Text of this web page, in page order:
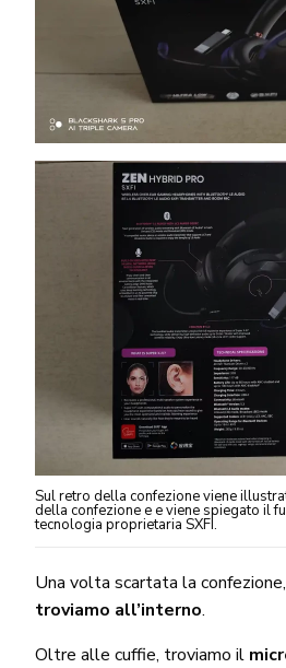
Sul retro della confezione viene
della confezione e e viene spiegato il
tecnologia proprietaria SXFI.
Una volta scartata la confezione,
troviamo all’interno.
Oltre alle cuffie, troviamo il